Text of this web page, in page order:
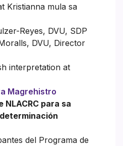
Kristianna mula sa
Reyes, DVU, SDP
DVU, Director
interpretation at
Magrehistro
NLACRC para sa
del Programa de